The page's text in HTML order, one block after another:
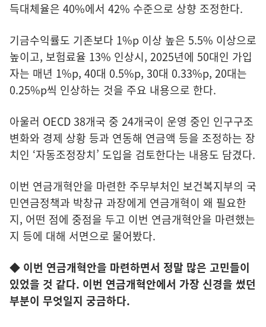
득대체율은 40%에서 42% 수준으로 상향 조정한다.
기금수익률도 기존보다 1%p 이상 높은 5.5% 이상으로
높이고, 보험료율 13% 인상시, 2025년에 50대인 가입
자는 매년 1%p, 40대 0.5%p, 30대 0.33%p, 20대는
0.25%p씩 인상하는 것을 주요 내용으로 한다.
아울러 OECD 38개국 중 24개국이 운영 중인 인구구조
변화와 경제 상황 등과 연동해 연금액 등을 조정하는 장
치인 ‘자동조정장치’ 도입을 검토한다는 내용도 담겼다.
이번 연금개혁안을 마련한 주무부처인 보건복지부의 국
민연금정책과 박창규 과장에게 연금개혁이 왜 필요한
지, 어떤 점에 중점을 두고 이번 연금개혁안을 마련했는
지 등에 대해 서면으로 물어봤다.
◆ 이번 연금개혁안을 마련하면서 정말 많은 고민들이
있었을 것 같다. 이번 연금개혁안에서 가장 신경을 썼던
부분이 무엇일지 궁금하다.